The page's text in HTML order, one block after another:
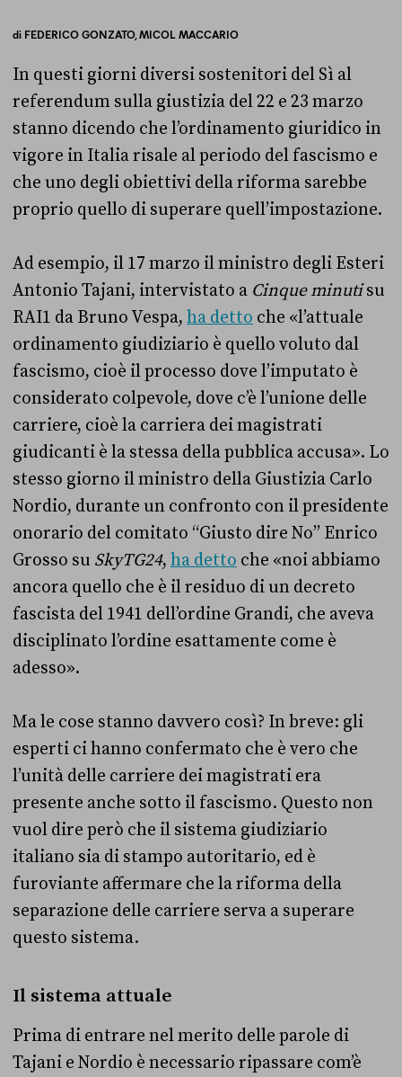
di FEDERICO GONZATO, MICOL MACCARIO
In questi giorni diversi sostenitori del Sì al
referendum sulla giustizia del 22 e 23 marzo
stanno dicendo che l’ordinamento giuridico in
vigore in Italia risale al periodo del fascismo e
che uno degli obiettivi della riforma sarebbe
proprio quello di superare quell’impostazione.
Ad esempio, il 17 marzo il ministro degli Esteri
Antonio Tajani, intervistato a Cinque minutisu
RAI1 da Bruno Vespa, ha detto che «l’attuale
ordinamento giudiziario è quello voluto dal
fascismo, cioè il processo dove l’imputato è
considerato colpevole, dove c’è l’unione delle
carriere, cioè la carriera dei magistrati
giudicanti è la stessa della pubblica accusa». Lo
stesso giorno il ministro della Giustizia Carlo
Nordio, durante un confronto con il presidente
onorario del comitato “Giusto dire No” Enrico
Grosso su SkyTG24, ha detto che «noi abbiamo
ancora quello che è il residuo di un decreto
fascista del 1941 dell’ordine Grandi, che aveva
disciplinato l’ordine esattamente come è
adesso».
Ma le cose stanno davvero così? In breve: gli
esperti ci hanno confermato che è vero che
l’unità delle carriere dei magistrati era
presente anche sotto il fascismo. Questo non
vuol dire però che il sistema giudiziario
italiano sia di stampo autoritario, ed è
furoviante affermare che la riforma della
separazione delle carriere serva a superare
questo sistema.
Il sistema attuale
Prima di entrare nel merito delle parole di
Tajani e Nordio è necessario ripassare com’è